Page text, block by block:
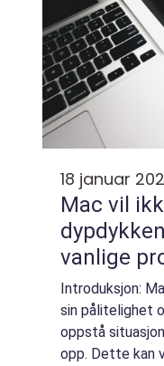
18 januar
Mac vil
vanlige
løsninger
Introduksjon:
sin pålitelighet
oppstå
opp. Dette kan